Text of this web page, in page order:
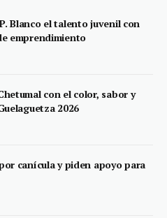
Blanco el talento juvenil con
emprendimiento
con el color, sabor y
2026
canícula y piden apoyo para